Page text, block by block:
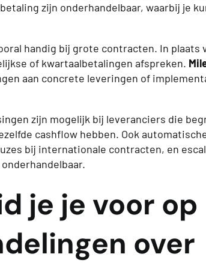
zijn onderhandelbaar, waarbij je
handig bij grote contracten. In plaats
of kwartaalbetalingen afspreken.
aan concrete leveringen of
zijn mogelijk bij leveranciers die
cashflow hebben. Ook
bij internationale contracten, en
je je voor op
over